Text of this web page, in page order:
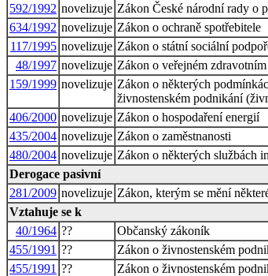
592/1992 novelizuje Zákon České národní rady o
634/1992 novelizuje Zákon o ochraně spotřebitele
117/1995 novelizuje Zákon o státní sociální
48/1997 novelizuje Zákon o veřejném
159/1999 novelizuje Zákon o některých
živnostenském podnikání
406/2000 novelizuje Zákon o hospodaření energií
435/2004 novelizuje Zákon o zaměstnanosti
480/2004 novelizuje Zákon o některých službách
Derogace pasivní
281/2009 novelizuje Zákon, kterým se mění
Vztahuje se k
40/1964 ??
Občanský zákoník
455/1991 ??
Zákon o živnostenském
455/1991 ??
Zákon o živnostenském